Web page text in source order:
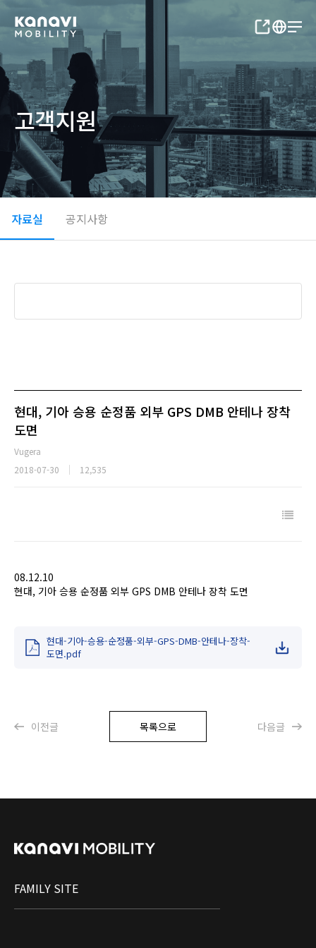
고객지원
자료실 공지사항
현대, 기아 승용 순정품 외부 GPS DMB 안테나 장착
도면
Vugera
2018-07-30
12,535
08.12.10
현대, 기아 승용 순정품 외부 GPS DMB 안테나 장착 도면
현대-기아-승용-순정품-외부-GPS-DMB-안테나-장착-
도면.pdf
이전글 목록으로 다음글
FAMILY SITE